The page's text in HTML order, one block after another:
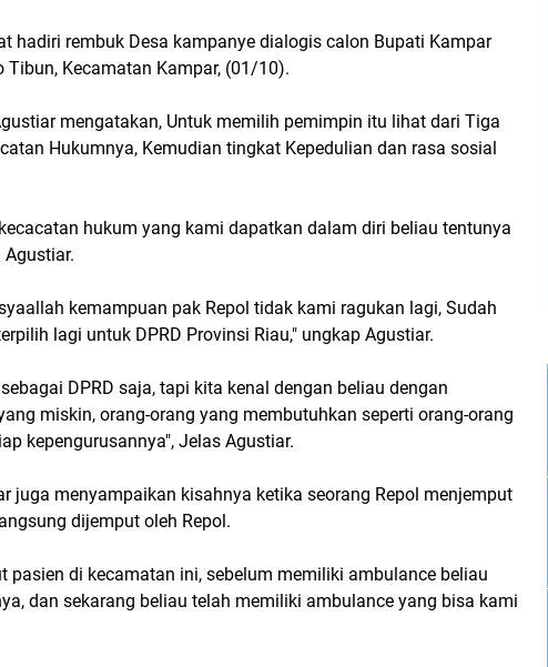
hadiri rembuk Desa kampanye dialogis calon Bupati Kampar
Tibun, Kecamatan Kampar, (01/10).
mengatakan, Untuk memilih pemimpin itu lihat dari Tiga
Hukumnya, Kemudian tingkat Kepedulian dan rasa sosial
hukum yang kami dapatkan dalam diri beliau tentunya
kemampuan pak Repol tidak kami ragukan lagi, Sudah
lagi untuk DPRD Provinsi Riau," ungkap Agustiar.
DPRD saja, tapi kita kenal dengan beliau dengan
miskin, orang-orang yang membutuhkan seperti orang-orang
kepengurusannya", Jelas Agustiar.
juga menyampaikan kisahnya ketika seorang Repol menjemput
dijemput oleh Repol.
pasien di kecamatan ini, sebelum memiliki ambulance beliau
dan sekarang beliau telah memiliki ambulance yang bisa kami